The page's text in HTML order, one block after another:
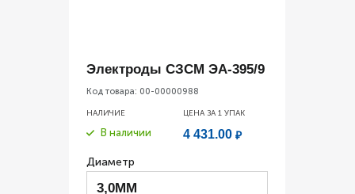
Электроды СЗСМ ЭА-395/9
Код товара: 00-00000988
НАЛИЧИЕ
В наличии
ЦЕНА ЗА 1 УПАК
4 431.00 ₽
Диаметр
3,0ММ